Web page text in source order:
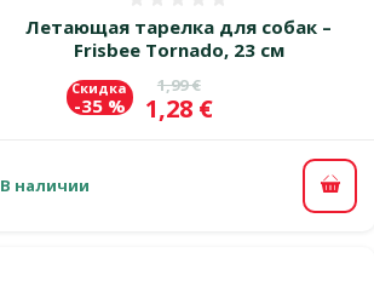
Летающая тарелка для собак –
Frisbee Tornado, 23 см
Исходная цена
1,99 €
Цена
1,28 €
Скидка
-35 %
В наличии В